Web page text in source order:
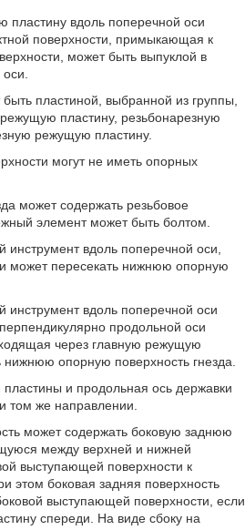
пластину вдоль поперечной оси
поверхности, примыкающая к
может быть выпуклой в
пластиной, выбранной из группы,
пластину, резьбонарезную
режущую пластину.
могут не иметь опорных
может содержать резьбовое
элемент может быть болтом.
вдоль поперечной оси,
может пересекать нижнюю опорную
инструмент вдоль поперечной оси
продольной оси
через главную режущую
нижнюю опорную поверхность гнезда.
и продольная ось державки
том же направлении.
может содержать боковую заднюю
между верхней и нижней
выступающей поверхности к
этом боковая задняя поверхность
выступающей поверхности, если
спереди. На виде сбоку на